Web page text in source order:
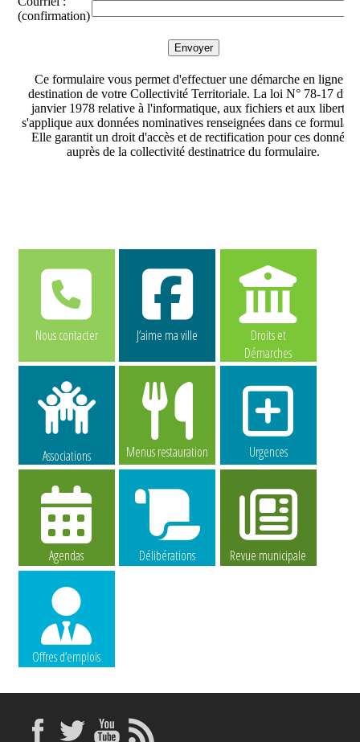
Nous contacter J’aime ma ville
Droits et
Démarches
Associations Menus restauration Urgences
Agendas Délibérations Revue municipale
Offres d’emplois